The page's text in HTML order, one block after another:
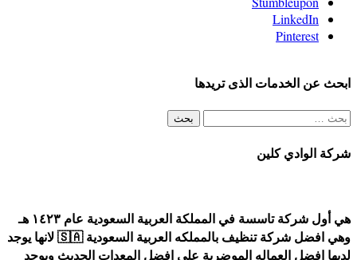
LinkedIn
Pinterest
ابحث عن الخدمات الذى تريدها
البحث
شركة الوادي كلين
هي أول شركة تاسسة في المملكة العربية السعودية عام ١٤٢٣ هـ
وهي افضل شركة تنظيف بالمملكه العربية السعودية 🇸🇦 لانها يوجد
لديها افضل العماله الموضربة علي افضل المعدات الحديث ويوجد